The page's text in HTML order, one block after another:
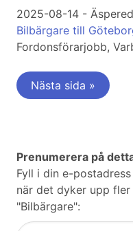
2025-08-14 -
Bilbärgare till
Fordonsförarjobb,
Nästa sida »
Prenumerera på
Fyll i din e-
när det dyker upp
"Bilbärgare":